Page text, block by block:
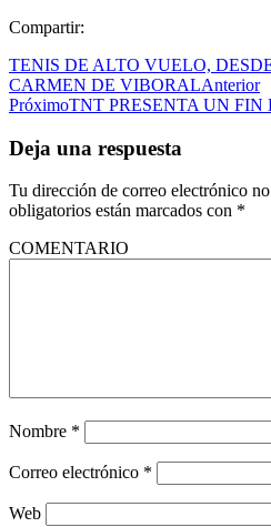
Compartir:
TENIS DE ALTO VUELO,
CARMEN DE VIBORALAnterior
PróximoTNT PRESENTA UN
Deja una respuesta
Tu dirección de correo electrónico
obligatorios están marcados con *
COMENTARIO
Nombre *
Correo electrónico *
Web